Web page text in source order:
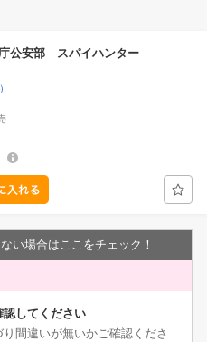
公安部 スパイハンター
い場合はここをチェック！
認してください
間違いが無いかご確認くださ